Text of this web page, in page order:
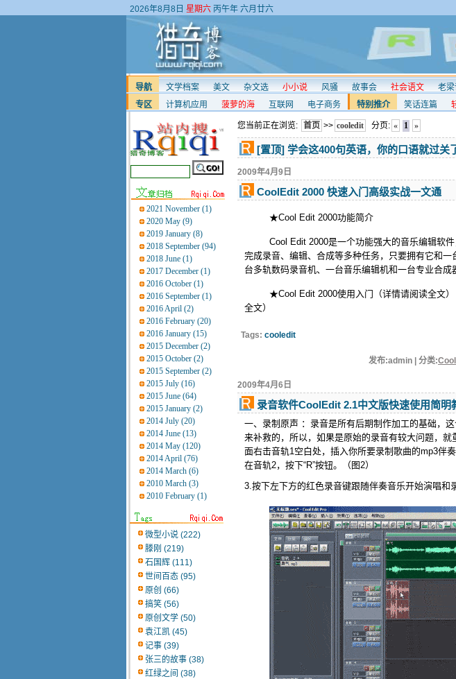
2026年8月8日 星期六 丙午年 六月廿六
导航
文学档案 美文 杂文选 小小说 风骚 故事会 社会语文 老
专区
计算机应用 菠萝的海 互联网 电子商务 特别推介 笑话连篇
2021 November (1)
2020 May (9)
2019 January (8)
2018 September (94)
2018 June (1)
2017 December (1)
2016 October (1)
2016 September (1)
2016 April (2)
2016 February (20)
2016 January (15)
2015 December (2)
2015 October (2)
2015 September (2)
2015 July (16)
2015 June (64)
2015 January (2)
2014 July (20)
2014 June (13)
2014 May (120)
2014 April (76)
2014 March (6)
2010 March (3)
2010 February (1)
微型小说 (222)
滕刚 (219)
石国辉 (111)
世间百态 (95)
原创 (66)
搞笑 (56)
原创文学 (50)
袁江凯 (45)
记事 (39)
张三的故事 (38)
红绿之间 (38)
您当前正在浏览: 首页 >> cooledit 分页: « 1 »
[置顶] 学会这400句英语，你的口语就过关
2009年4月9日
CoolEdit 2000 快速入门高级实战一文通
★Cool Edit 2000功能简介
Cool Edit 2000是一个功能强大的音乐编辑软件
完成录音、编辑、合成等多种任务，只要拥有它和
台多轨数码录音机、一台音乐编辑机和一台专业合成
★Cool Edit 2000使用入门（详情请阅读全
全文）
Tags: cooledit
发布:admin | 分类:
2009年4月6日
录音软件CoolEdit 2.1中文版快速使用简明
一、录制原声 ：录音是所有后期制作加工的基础，
来补救的，所以，如果是原始的录音有较大问题，
面右击音轨1空白处，插入你所要录制歌曲的mp3伴
在音轨2，按下“R”按钮。（图2）
3.按下左下方的红色录音键跟随伴奏音乐开始演唱和